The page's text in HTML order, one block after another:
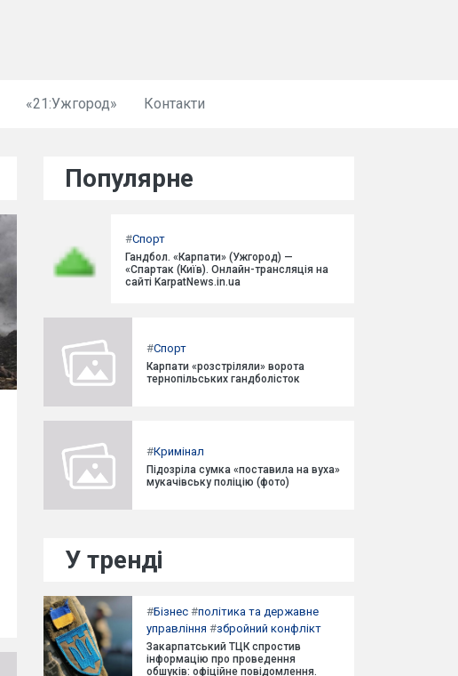
«21:Ужгород» Контакти
Популярне
#Спорт
Гандбол. «Карпати» (Ужгород) —
«Спартак (Київ). Онлайн-трансляція на
сайті KarpatNews.in.ua
#Спорт
Карпати «розстріляли» ворота
тернопільських гандболісток
#Кримінал
Підозріла сумка «поставила на вуха»
мукачівську поліцію (фото)
У тренді
#Бізнес #політика та державне
управління #збройний конфлікт
Закарпатський ТЦК спростив
інформацію про проведення
обшуків: офіційне повідомлення.